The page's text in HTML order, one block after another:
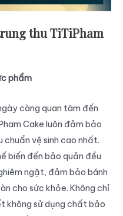
thu TiTiPham
phẩm
càng quan tâm đến
Cake luôn đảm bảo
vệ sinh cao nhất.
biến đến bảo quản đều
ngặt, đảm bảo bánh
cho sức khỏe. Không chỉ
không sử dụng chất bảo